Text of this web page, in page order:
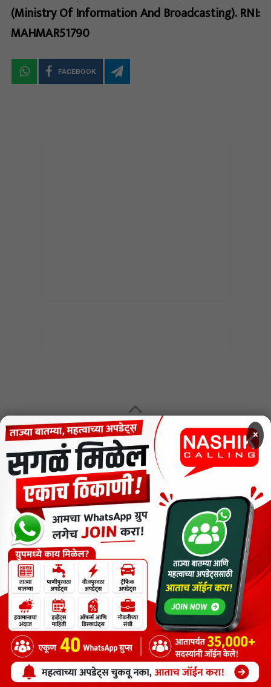
(Ministry Of Information And Broadcasting). RNI:
MAHMAR51790
FACEBOOK
MENU
CODE OF ETHICS FOR DIGITAL NEWS WEBSITES
Contact Us
Privacy Policy
Short News
ThemeNcode PDF Viewer SC [Do not Delete]
वाचकांना विनम्र सूचना
Nashik Calling - Nashik News in MarathiCopyright © 2026.Copyrights
Maharashtra Express Group
×